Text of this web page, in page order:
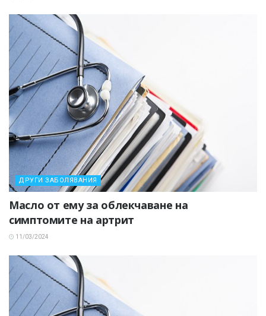
ДРУГИ ЗАБОЛЯВАНИЯ
Масло от ему за облекчаване на
симптомите на артрит
11/03/2024